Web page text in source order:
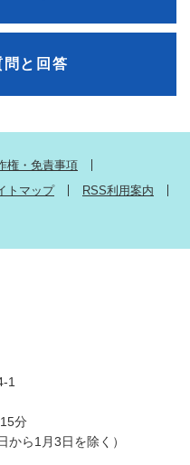
問と回答
権・免責事項
トマップ
RSS利用案内
1
分
から1月3日を除く）